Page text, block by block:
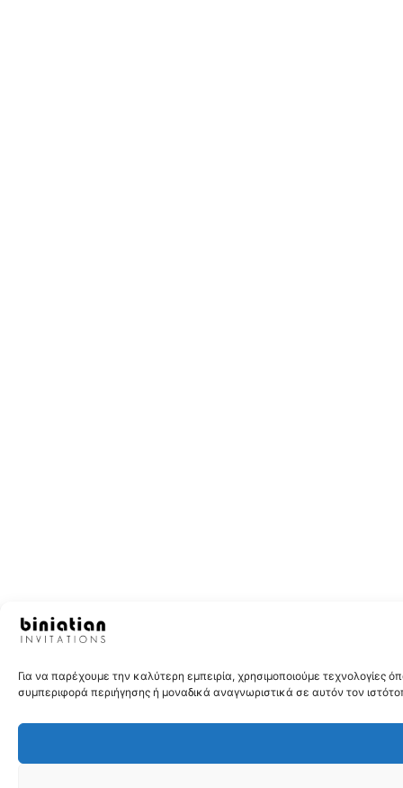
Για να παρέχουμε την καλύτερη εμπειρία, χρησιμοποιούμε
συμπεριφορά περιήγησης ή μοναδικά αναγνωριστικά σε αυτόν τον